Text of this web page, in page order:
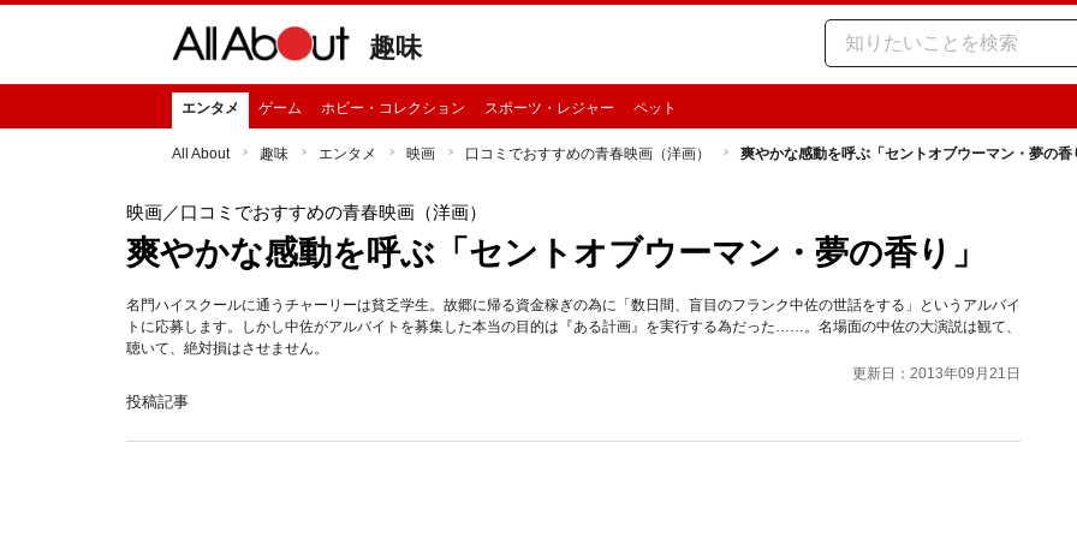
趣味
エンタメ ゲーム ホビー・コレクション スポーツ・レジャー ペット
All About 趣味 エンタメ 映画 口コミでおすすめの青春映画（洋画） 爽やかな感動を呼ぶ「セントオブウーマン・夢の香
映画／口コミでおすすめの青春映画（洋画）
爽やかな感動を呼ぶ「セントオブウーマン・夢の香り」
名門ハイスクールに通うチャーリーは貧乏学生。故郷に帰る資金稼ぎの為に「数日間、盲目のフランク中佐の世話をする」というアルバイ
トに応募します。しかし中佐がアルバイトを募集した本当の目的は『ある計画』を実行する為だった……。名場面の中佐の大演説は観て、
聴いて、絶対損はさせません。
更新日：2013年09月21日
投稿記事